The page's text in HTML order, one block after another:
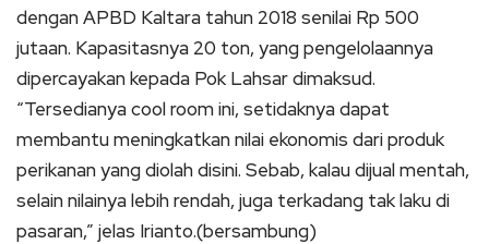
dengan APBD Kaltara tahun 2018 senilai Rp 500
jutaan. Kapasitasnya 20 ton, yang pengelolaannya
dipercayakan kepada Pok Lahsar dimaksud.
“Tersedianya cool room ini, setidaknya dapat
membantu meningkatkan nilai ekonomis dari produk
perikanan yang diolah disini. Sebab, kalau dijual mentah,
selain nilainya lebih rendah, juga terkadang tak laku di
pasaran,” jelas Irianto.(bersambung)